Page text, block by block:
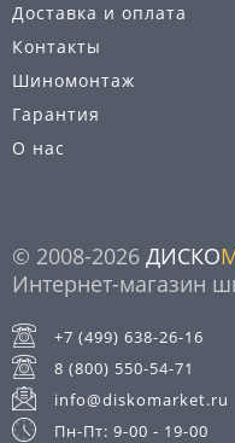
Доставка и оплата
Контакты
Шиномонтаж
Гарантия
О нас
© 2008-2026 ДИСКО
Интернет-магазин
+7 (499) 638-26-16
8 (800) 550-54-71
info@diskomarket.ru
Пн-Пт: 9-00 - 19-00